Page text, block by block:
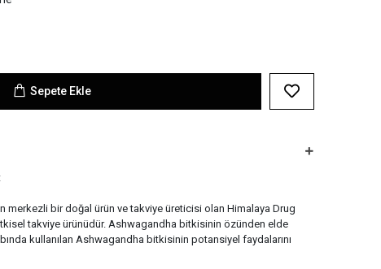
Sepete Ekle
merkezli bir doğal ürün ve takviye üreticisi olan Himalaya Drug
takviye ürünüdür. Ashwagandha bitkisinin özünden elde
kullanılan Ashwagandha bitkisinin potansiyel faydalarını